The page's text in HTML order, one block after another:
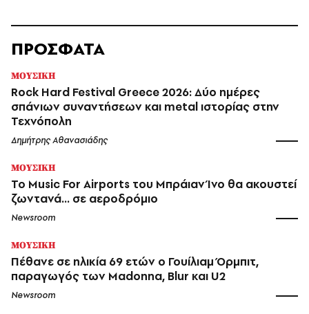
ΠΡΟΣΦΑΤΑ
ΜΟΥΣΙΚΗ
Rock Hard Festival Greece 2026: Δύο ημέρες
σπάνιων συναντήσεων και metal ιστορίας στην
Τεχνόπολη
Δημήτρης Αθανασιάδης
ΜΟΥΣΙΚΗ
Το Music For Airports του Μπράιαν Ίνο θα ακουστεί
ζωντανά... σε αεροδρόμιο
Newsroom
ΜΟΥΣΙΚΗ
Πέθανε σε ηλικία 69 ετών ο Γουίλιαμ Όρμπιτ,
παραγωγός των Madonna, Blur και U2
Newsroom